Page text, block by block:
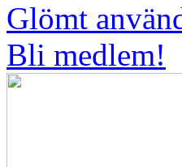
Glömt
Bli medlem!